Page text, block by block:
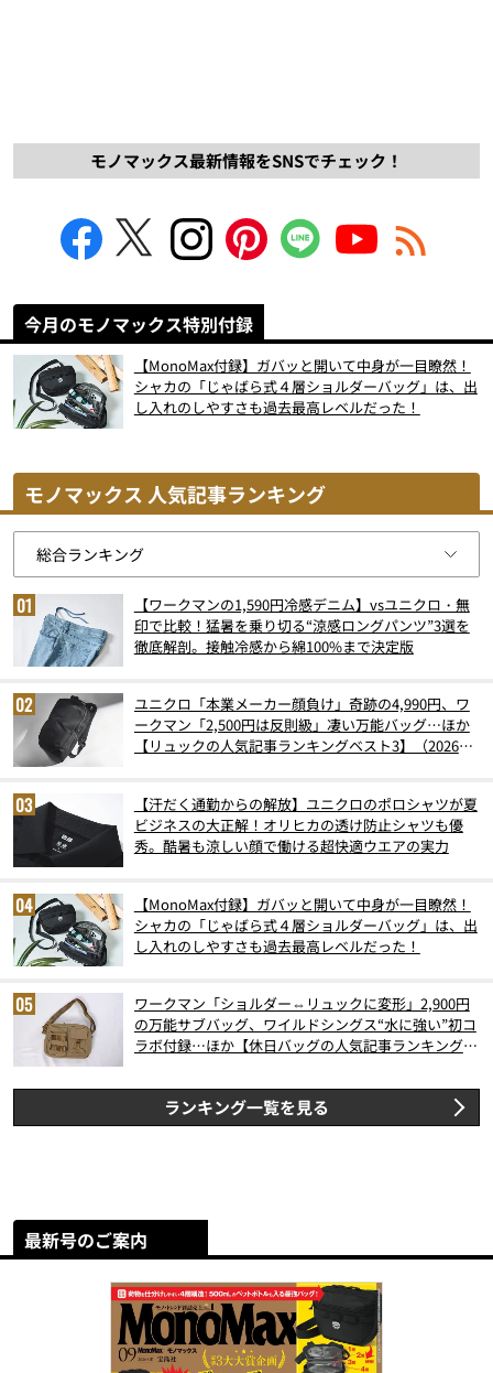
モノマックス最新情報をSNSでチェック！
今月のモノマックス特別付録
【MonoMax付録】ガバッと開いて中身が一目瞭然！
シャカの「じゃばら式４層ショルダーバッグ」は、出
し入れのしやすさも過去最高レベルだった！
モノマックス 人気記事ランキング
【ワークマンの1,590円冷感デニム】vsユニクロ・無
印で比較！猛暑を乗り切る“涼感ロングパンツ”3選を
徹底解剖。接触冷感から綿100%まで決定版
ユニクロ「本業メーカー顔負け」奇跡の4,990円、ワ
ークマン「2,500円は反則級」凄い万能バッグ…ほか
【リュックの人気記事ランキングベスト3】（2026年
【汗だく通勤からの解放】ユニクロのポロシャツが夏
ビジネスの大正解！オリヒカの透け防止シャツも優
秀。酷暑も涼しい顔で働ける超快適ウエアの実力
【MonoMax付録】ガバッと開いて中身が一目瞭然！
シャカの「じゃばら式４層ショルダーバッグ」は、出
し入れのしやすさも過去最高レベルだった！
ワークマン「ショルダー⇔リュックに変形」2,900円
の万能サブバッグ、ワイルドシングス“水に強い”初コ
ラボ付録…ほか【休日バッグの人気記事ランキングベ
ランキング一覧を見る
最新号のご案内